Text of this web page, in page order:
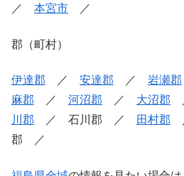
／ 本宮市 ／
郡（町村）
伊達郡 ／ 安達郡 ／ 岩瀬郡
麻郡 ／ 河沼郡 ／ 大沼郡
川郡 ／ 石川郡 ／ 田村郡
郡 ／